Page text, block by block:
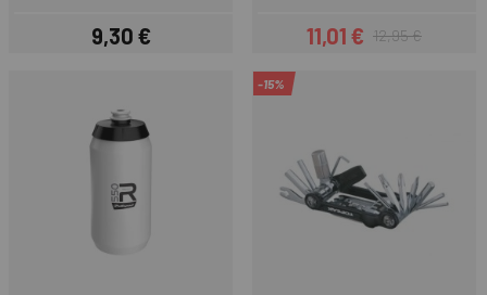
Preis
9,30 € Preis
11,01 €Regulärer Preis
12,95 €
-15%